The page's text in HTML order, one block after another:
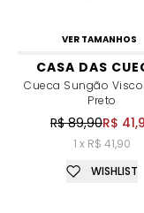
VER TAMANHOS
CASA DAS
Cueca Sungão
Preto
R$ 89,90R$
1 x R$ 41,90
WISHLIST